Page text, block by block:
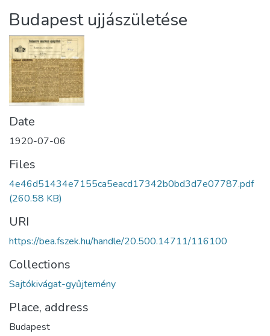
Statistics
About us
Budapest ujjászületése
Date
1920-07-06
Files
4e46d51434e7155ca5eacd17342b0bd3d7e07787.pdf
(260.58 KB)
URI
https://bea.fszek.hu/handle/20.500.14711/116100
Collections
Sajtókivágat-gyűjtemény
Place, address
Budapest